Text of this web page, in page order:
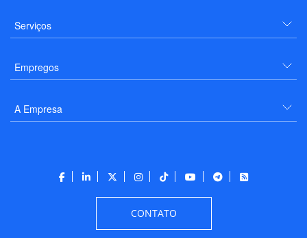
Serviços
Empregos
A Empresa
CONTATO